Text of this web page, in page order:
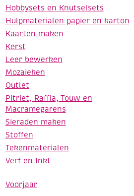
Hobbysets en Knutselsets
Hulpmaterialen papier en karton
Kaarten maken
Kerst
Leer bewerken
Mozaieken
Outlet
Pitriet, Raffia, Touw en
Macramegarens
Sieraden maken
Stoffen
Tekenmaterialen
Verf en Inkt
Voorjaar